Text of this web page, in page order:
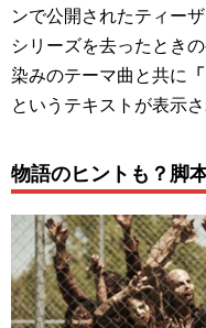
ンで公開されたティー
シリーズを去ったとき
染みのテーマ曲と共に
というテキストが表示
物語のヒントも？脚